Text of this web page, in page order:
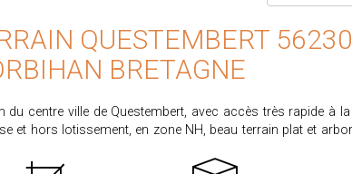
QUESTEMBERT 56230
BRETAGNE
du centre ville de Questembert, avec accès très rapide à
et hors lotissement, en zone NH, beau terrain plat et
(réseau en façade). Façade de 27 mètres avec une